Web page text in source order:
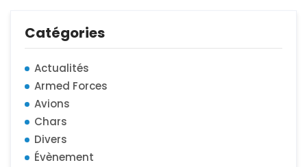
Catégories
Actualités
Armed Forces
Avions
Chars
Divers
Évènement